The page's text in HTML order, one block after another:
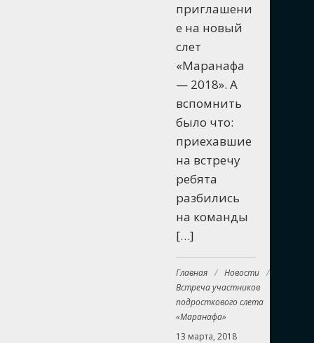
приглашени
е на новый
слет
«Маранафа
— 2018». А
вспомнить
было что:
приехавшие
на встречу
ребята
разбились
на команды
[…]
Главная / Новости /
Встреча участников
подросткового слета
«Маранафа»
13 марта, 2018